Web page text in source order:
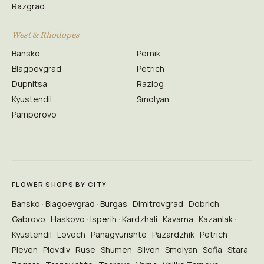
Razgrad
West & Rhodopes
Bansko
Blagoevgrad
Dupnitsa
Kyustendil
Pamporovo
Pernik
Petrich
Razlog
Smolyan
FLOWER SHOPS BY CITY
Bansko Blagoevgrad Burgas Dimitrovgrad Dobrich
Gabrovo Haskovo Isperih Kardzhali Kavarna Kazanlak
Kyustendil Lovech Panagyurishte Pazardzhik Petrich
Pleven Plovdiv Ruse Shumen Sliven Smolyan Sofia Stara